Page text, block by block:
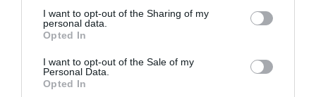
not limited to your visit or usage behaviour. You may click to
grant or deny consent to Google and its third-party tags to
use your data for below specified purposes in below Google
consent section.
I want to opt-out of the Sharing of my
personal data.
Opted In
I want to opt-out of the Sale of my
Personal Data.
Opted In